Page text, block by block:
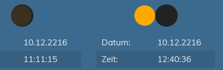
10.12.2216
11:11:15
Datum:
10.12.2216
Zeit:
12:40:36